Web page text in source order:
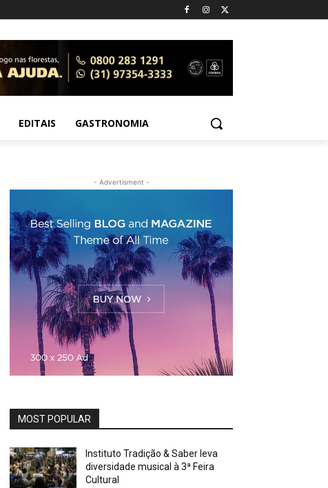
EDITAIS GASTRONOMIA
- Advertisment -
MOST POPULAR
Instituto Tradição & Saber leva
diversidade musical à 3ª Feira
Cultural